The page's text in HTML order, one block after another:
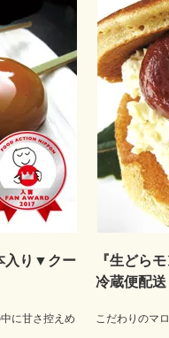
入り▼クー
に甘さ控えめ
『生どら
冷蔵便配送
こだわりのマ